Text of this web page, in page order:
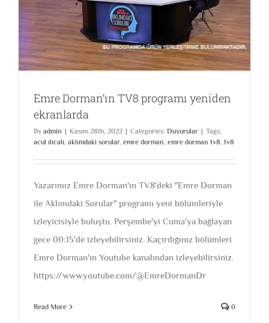
Emre Dorman’ın TV8 programı yeniden
ekranlarda
By admin | Kasım 28th, 2022 | Categories: Duyurular | Tags:
acul ılıcalı, aklımdaki sorular, emre dorman, emre dorman tv8, tv8
Yazarımız Emre Dorman'ın TV8'deki "Emre Dorman
ile Aklımdaki Sorular" programı yeni bölümleriyle
izleyicisiyle buluştu. Perşembe'yi Cuma'ya bağlayan
gece 00:15'de izleyebilirsiniz. Kaçırdığınız bölümleri
Emre Dorman'ın Youtube kanalından izleyebilirsiniz.
https://www.youtube.com/@EmreDormanDr
Read More 0